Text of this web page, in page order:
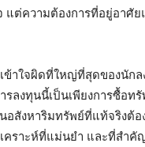
แต่ความต้องการที่อยู่อาศัย
ข้าใจผิดที่ใหญ่ที่สุดของนัก
รลงทุนนี้เป็นเพียงการซื้อท
อสังหาริมทรัพย์ที่แท้จริงต้อ
คราะห์ที่แม่นยำ และที่สำคั